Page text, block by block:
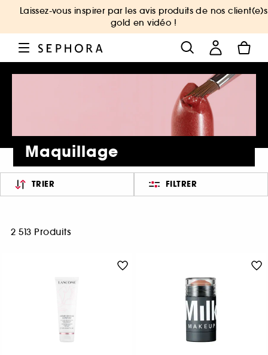
Laissez-vous inspirer par les avis produits de nos client(e)s
gold en vidéo !
Maquillage
TRIER FILTRER
2 513 Produits